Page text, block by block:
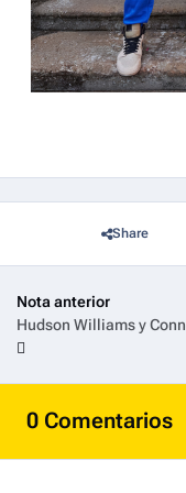
Share
Nota anterior
0 Comentarios